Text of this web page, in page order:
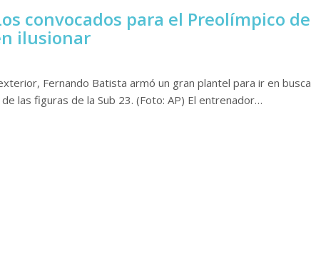
convocados para el Preolímpico de
ilusionar
Fernando Batista armó un gran plantel para ir en busca
las figuras de la Sub 23. (Foto: AP) El entrenador…